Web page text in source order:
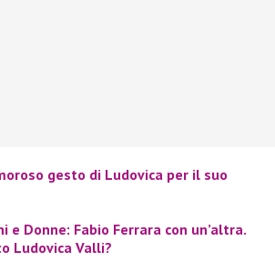
gesto di Ludovica per il suo
e Donne: Fabio Ferrara con un’altra.
Ludovica Valli?